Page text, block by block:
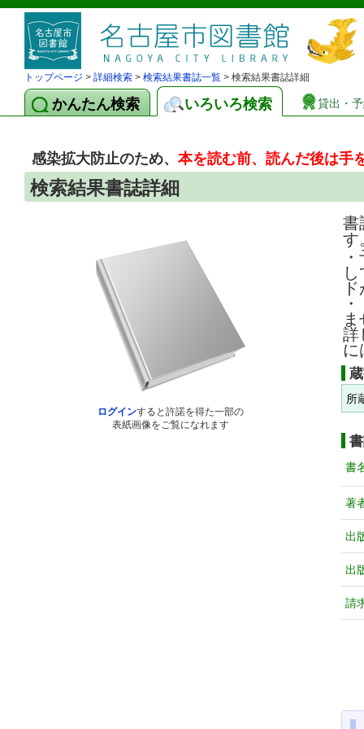
トップページ > 詳細検索 > 検索結果書誌一覧 > 検索結果書誌詳細
かんたん検索 いろいろ検索 貸出・
感染拡大防止のため、本を読む前、読んだ後は手
検索結果書誌詳細
ログインすると許諾を得た一部の
表紙画像をご覧になれます
書
す
詳
に
所
書
著
出
出
請